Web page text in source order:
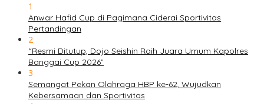
1
Anwar Hafid Cup di Pagimana Ciderai Sportivitas
Pertandingan
2
“Resmi Ditutup, Dojo Seishin Raih Juara Umum Kapolres
Banggai Cup 2026”
3
Semangat Pekan Olahraga HBP ke-62, Wujudkan
Kebersamaan dan Sportivitas